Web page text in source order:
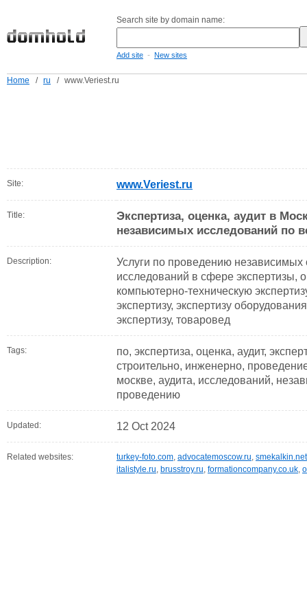
Search site by domain name:
Add site - New sites
Home / ru / www.Veriest.ru
Site: www.Veriest.ru
Title:
Экспертиза, оценка, аудит в
независимых исследований по
Description:
Услуги по проведению независимых
исследований в сфере экспертизы,
компьютерно-техническую
экспертизу, экспертизу
экспертизу, товаровед
Tags:
по, экспертиза, оценка, аудит,
строительно, инженерно,
москве, аудита, исследований,
проведению
Updated: 12 Oct 2024
Related websites: turkey-foto.com, advocatemoscow.ru, smekalkin.net
italistyle.ru, brusstroy.ru, formationcompany.co.uk,